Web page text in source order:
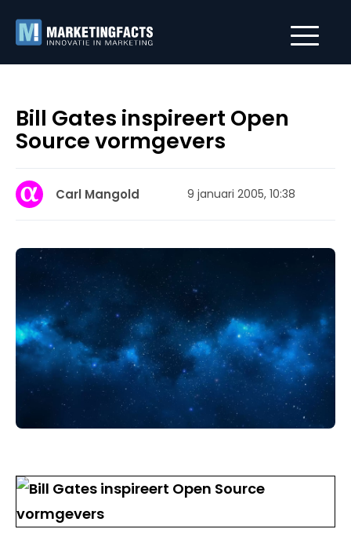
Bill Gates inspireert Open
Source vormgevers
Carl Mangold 9 januari 2005, 10:38